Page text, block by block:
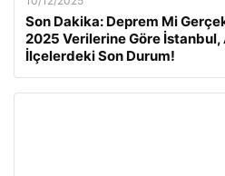
Son Dakika: Deprem Mi
2025 Verilerine Göre
İlçelerdeki Son Durum!